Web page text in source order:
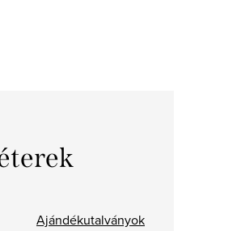
Ajándékutalványok